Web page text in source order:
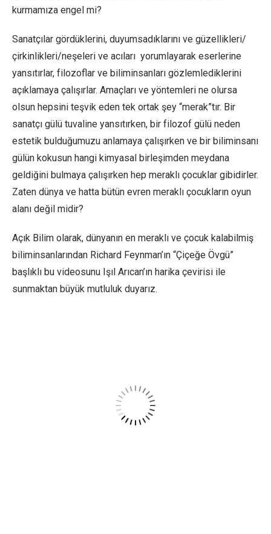
kurmamıza engel mi?
Sanatçılar gördüklerini, duyumsadıklarını ve güzellikleri/
çirkinlikleri/neşeleri ve acıları yorumlayarak eserlerine
yansıtırlar, filozoflar ve biliminsanları gözlemlediklerini
açıklamaya çalışırlar. Amaçları ve yöntemleri ne olursa
olsun hepsini teşvik eden tek ortak şey “merak”tır. Bir
sanatçı gülü tuvaline yansıtırken, bir filozof gülü neden
estetik bulduğumuzu anlamaya çalışırken ve bir biliminsanı
gülün kokusun hangi kimyasal birleşimden meydana
geldiğini bulmaya çalışırken hep meraklı çocuklar gibidirler.
Zaten dünya ve hatta bütün evren meraklı çocukların oyun
alanı değil midir?
Açık Bilim olarak, dünyanın en meraklı ve çocuk kalabilmiş
biliminsanlarından Richard Feynman’ın “Çiçeğe Övgü”
başlıklı bu videosunu Işıl Arıcan’ın harika çevirisi ile
sunmaktan büyük mutluluk duyarız.